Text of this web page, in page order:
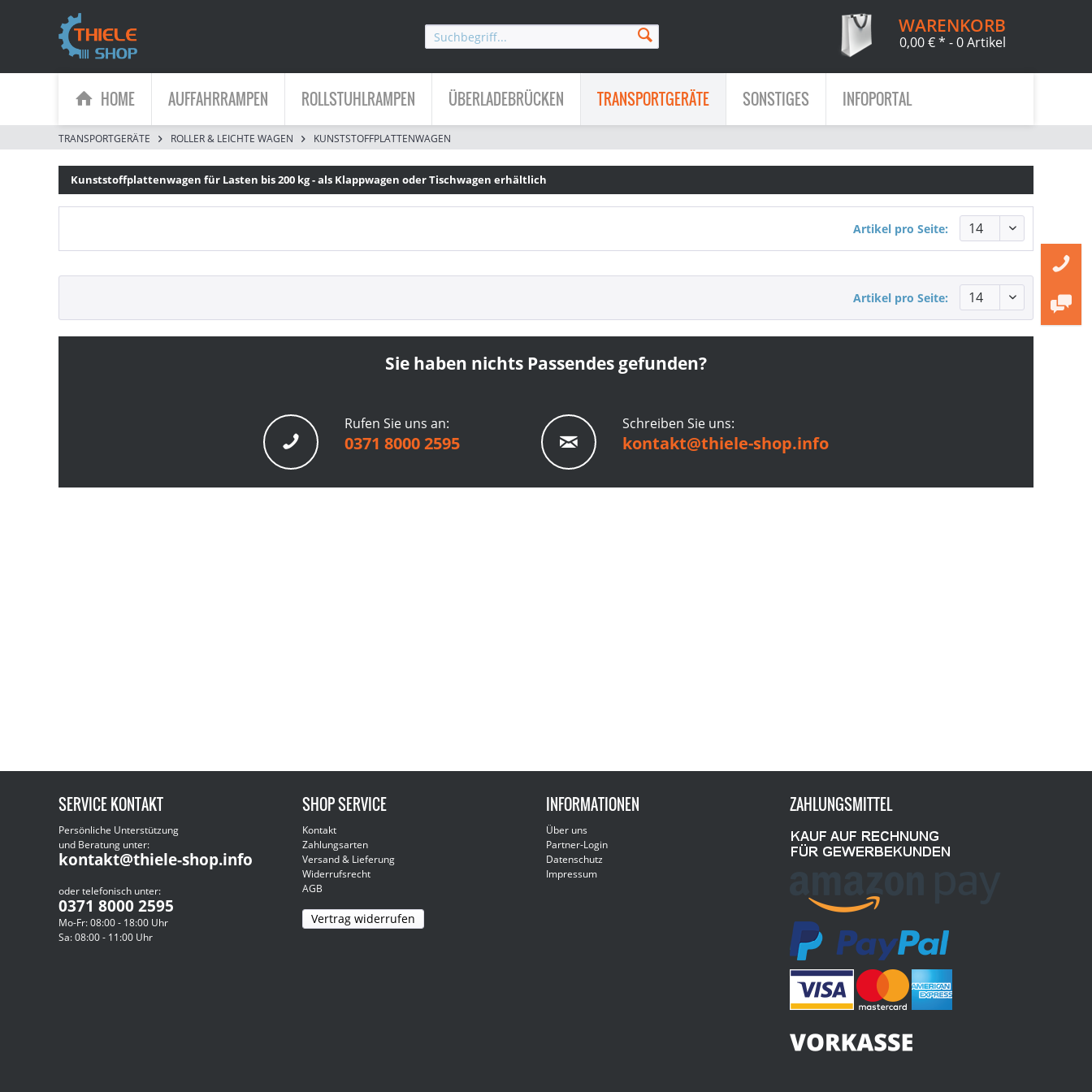
WARENKORB
0,00 € * - 0 Artikel
HOME AUFFAHRRAMPEN ROLLSTUHLRAMPEN ÜBERLADEBRÜCKEN TRANSPORTGERÄTE SONSTIGES INFOPORTAL
TRANSPORTGERÄTE ROLLER & LEICHTE WAGEN KUNSTSTOFFPLATTENWAGEN
Kunststoffplattenwagen für Lasten bis 200 kg - als Klappwagen oder Tischwagen erhältlich
Artikel pro Seite:
Artikel pro Seite:
Sie haben nichts Passendes gefunden?
Rufen Sie uns an:
0371 8000 2595
Schreiben Sie uns:
kontakt@thiele-shop.info
SERVICE KONTAKT
Persönliche Unterstützung
und Beratung unter:
kontakt@thiele-shop.info
oder telefonisch unter:
0371 8000 2595
Mo-Fr: 08:00 - 18:00 Uhr
Sa: 08:00 - 11:00 Uhr
SHOP SERVICE
Kontakt
Zahlungsarten
Versand & Lieferung
Widerrufsrecht
AGB
Vertrag widerrufen
INFORMATIONEN
Über uns
Partner-Login
Datenschutz
Impressum
ZAHLUNGSMITTEL